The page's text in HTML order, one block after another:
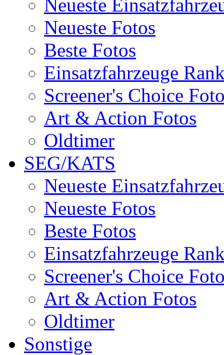
Neueste
Neueste Fotos
Beste Fotos
Einsatzfahrzeuge
Screener's Choice
Art & Action Fotos
Oldtimer
SEG/KATS
Neueste
Neueste Fotos
Beste Fotos
Einsatzfahrzeuge
Screener's Choice
Art & Action Fotos
Oldtimer
Sonstige